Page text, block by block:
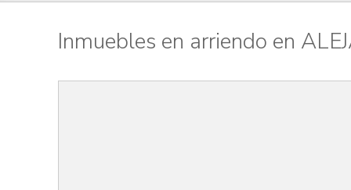
Inmuebles en arriendo en